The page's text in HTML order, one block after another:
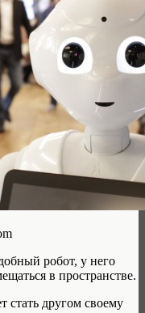
робот, у него
в пространстве.
стать другом своему